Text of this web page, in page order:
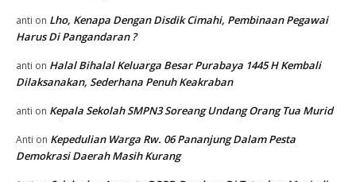
anti on Lho, Kenapa Dengan Disdik Cimahi, Pembinaan Pegawai
Harus Di Pangandaran ?
anti on Halal Bihalal Keluarga Besar Purabaya 1445 H Kembali
Dilaksanakan, Sederhana Penuh Keakraban
anti on Kepala Sekolah SMPN3 Soreang Undang Orang Tua Murid
Anti on Kepedulian Warga Rw. 06 Pananjung Dalam Pesta
Demokrasi Daerah Masih Kurang